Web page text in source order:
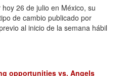
26 de julio en México, su
de cambio publicado por
al inicio de la semana hábil
opportunities vs. Angels